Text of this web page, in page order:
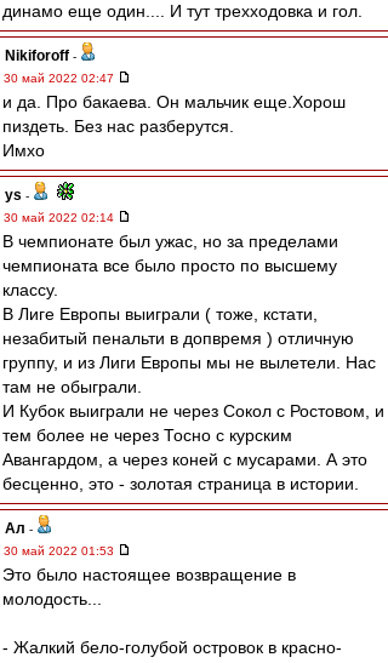
динамо еще один.... И тут трехходовка и гол.
Nikiforoff -
30 май 2022 02:47
и да. Про бакаева. Он мальчик еще.Хорош
пиздеть. Без нас разберутся.
Имхо
ys -
30 май 2022 02:14
В чемпионате был ужас, но за пределами
чемпионата все было просто по высшему
классу.
В Лиге Европы выиграли ( тоже, кстати,
незабитый пенальти в допвремя ) отличную
группу, и из Лиги Европы мы не вылетели. Нас
там не обыграли.
И Кубок выиграли не через Сокол с Ростовом, и
тем более не через Тосно с курским
Авангардом, а через коней с мусарами. А это
бесценно, это - золотая страница в истории.
Ал -
30 май 2022 01:53
Это было настоящее возвращение в
молодость...
- Жалкий бело-голубой островок в красно-